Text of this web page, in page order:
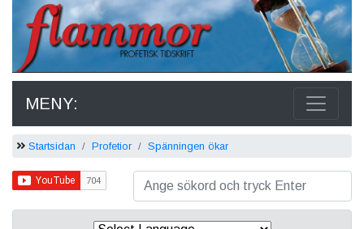
MENY:
Startsidan Profetior Spänningen ökar